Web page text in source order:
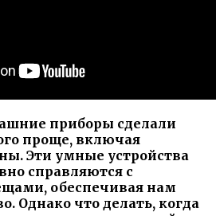
приборы сделали
проще, включая
Эти умные устройства
справляются с
обеспечивая нам
Однако что делать, когда